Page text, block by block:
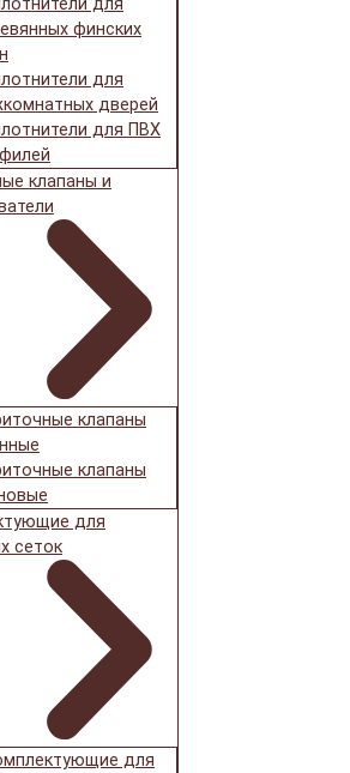
для
финских
для
дверей
для ПВХ
клапаны и
клапаны
клапаны
для
сеток
для